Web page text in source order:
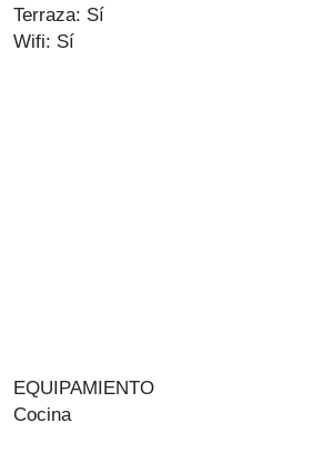
Terraza: Sí
Wifi: Sí
EQUIPAMIENTO
Cocina